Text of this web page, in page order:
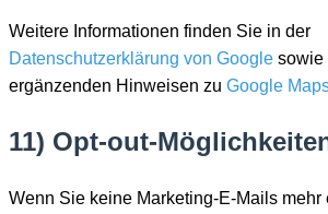
Weitere Informationen finden Sie in der
Datenschutzerklärung von Google sowie
ergänzenden Hinweisen zu Google
11) Opt-out-
Wenn Sie keine Marketing-E-Mails mehr